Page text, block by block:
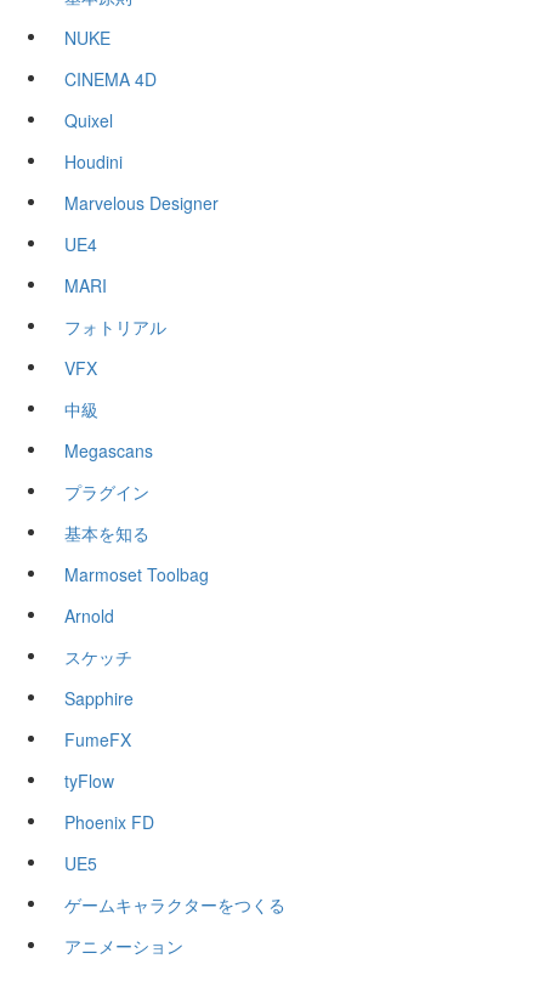
NUKE
CINEMA 4D
Quixel
Houdini
Marvelous Designer
UE4
MARI
フォトリアル
VFX
中級
Megascans
プラグイン
基本を知る
Marmoset Toolbag
Arnold
スケッチ
Sapphire
FumeFX
tyFlow
Phoenix FD
UE5
ゲームキャラクターをつくる
アニメーション